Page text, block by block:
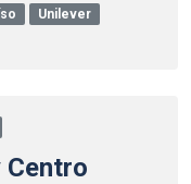
Unilever
Centro